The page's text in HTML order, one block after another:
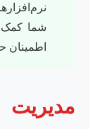
شما کمک
اطمینان